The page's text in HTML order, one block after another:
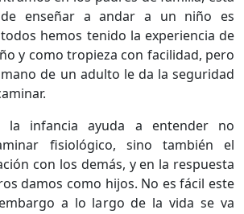
enseñar a andar a un niño es
hemos tenido la experiencia de
y como tropieza con facilidad, pero
de un adulto le da la seguridad
la infancia ayuda a entender no
fisiológico, sino también el
con los demás, y en la respuesta
damos como hijos. No es fácil este
a lo largo de la vida se va